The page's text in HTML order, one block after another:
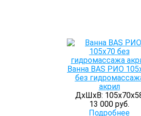
Ванна BAS РИО
без
акрил
ДхШхВ:
13 000 руб.
Подробнее